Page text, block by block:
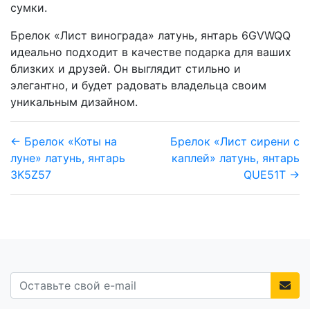
сумки.
Брелок «Лист винограда» латунь, янтарь 6GVWQQ
идеально подходит в качестве подарка для ваших
близких и друзей. Он выглядит стильно и
элегантно, и будет радовать владельца своим
уникальным дизайном.
← Брелок «Коты на
луне» латунь, янтарь
3K5Z57
Брелок «Лист сирени с
каплей» латунь, янтарь
QUE51T →